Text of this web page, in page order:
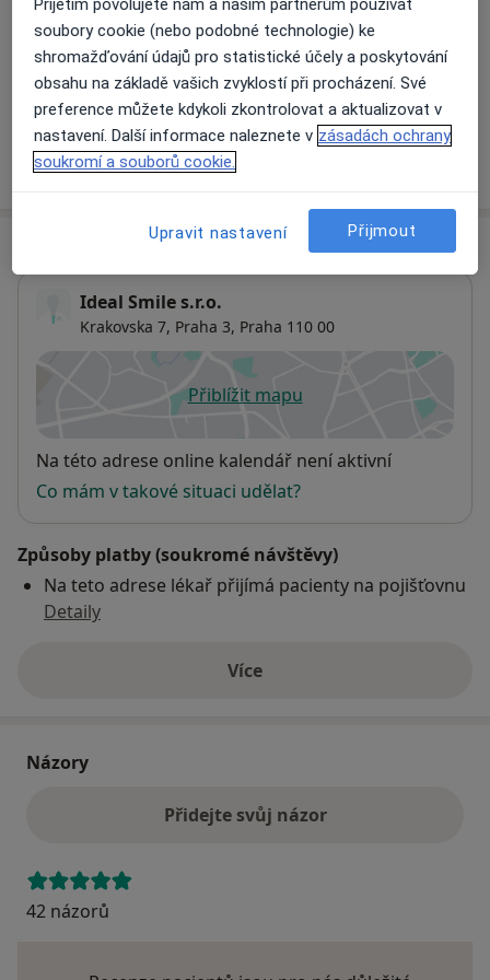
Zubní chirurgie
Detaily
+ 21 služby
Jak fungují ceny?
Ideal Smile s.r.o.
Krakovska 7, Praha 3, Praha 110 00
Přiblížit mapuse otevře v nové záložce
Dostupnost
Na této adrese online kalendář není aktivní
Co mám v takové situaci udělat?
Způsoby platby (soukromé návštěvy)
Na teto adrese lékař přijímá pacienty na pojišťovnu
Detaily
Víceo adrese
Názory
Přidejte svůj názor
42 názorů
Přijetím povolujete nám a našim partnerům používat
soubory cookie (nebo podobné technologie) ke
shromažďování údajů pro statistické účely a poskytování
obsahu na základě vašich zvyklostí při procházení. Své
preference můžete kdykoli zkontrolovat a aktualizovat v
nastavení. Další informace naleznete v zásadách ochrany
soukromí a souborů cookie.
Upravit nastavení Přijmout